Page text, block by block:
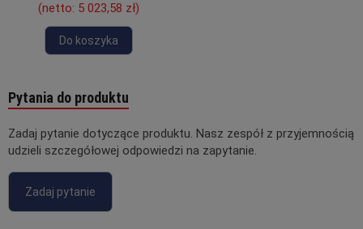
(netto: 5 023,58 zł)
Do koszyka
Pytania do produktu
Zadaj pytanie dotyczące produktu. Nasz zespół z przyjemnością
udzieli szczegółowej odpowiedzi na zapytanie.
Zadaj pytanie